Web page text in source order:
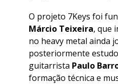
O projeto 7Keys foi
Márcio Teixeira, que
no heavy metal ainda
posteriormente
guitarrista Paulo
formação técnica e